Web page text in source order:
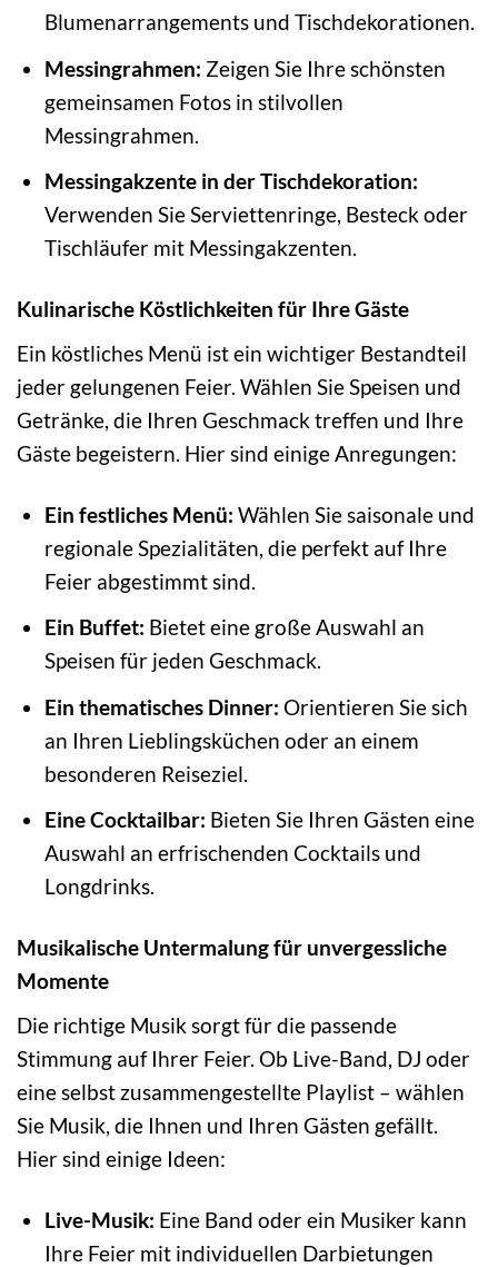
Blumenarrangements und Tischdekorationen.
Messingrahmen: Zeigen Sie Ihre schönsten
gemeinsamen Fotos in stilvollen
Messingrahmen.
Messingakzente in der Tischdekoration:
Verwenden Sie Serviettenringe, Besteck oder
Tischläufer mit Messingakzenten.
Kulinarische Köstlichkeiten für Ihre Gäste
Ein köstliches Menü ist ein wichtiger Bestandteil
jeder gelungenen Feier. Wählen Sie Speisen und
Getränke, die Ihren Geschmack treffen und Ihre
Gäste begeistern. Hier sind einige Anregungen:
Ein festliches Menü: Wählen Sie saisonale und
regionale Spezialitäten, die perfekt auf Ihre
Feier abgestimmt sind.
Ein Buffet: Bietet eine große Auswahl an
Speisen für jeden Geschmack.
Ein thematisches Dinner: Orientieren Sie sich
an Ihren Lieblingsküchen oder an einem
besonderen Reiseziel.
Eine Cocktailbar: Bieten Sie Ihren Gästen eine
Auswahl an erfrischenden Cocktails und
Longdrinks.
Musikalische Untermalung für unvergessliche
Momente
Die richtige Musik sorgt für die passende
Stimmung auf Ihrer Feier. Ob Live-Band, DJ oder
eine selbst zusammengestellte Playlist – wählen
Sie Musik, die Ihnen und Ihren Gästen gefällt.
Hier sind einige Ideen:
Live-Musik: Eine Band oder ein Musiker kann
Ihre Feier mit individuellen Darbietungen